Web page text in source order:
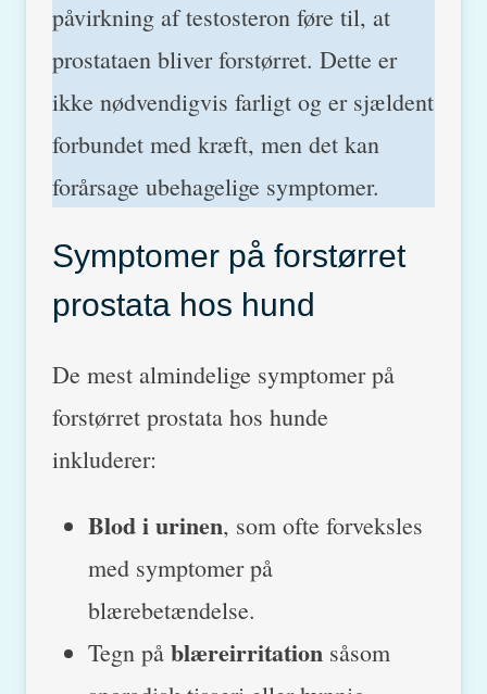
påvirkning af testosteron føre til, at
prostataen bliver forstørret. Dette er
ikke nødvendigvis farligt og er sjældent
forbundet med kræft, men det kan
forårsage ubehagelige symptomer.
Symptomer på forstørret
prostata hos hund
De mest almindelige symptomer på
forstørret prostata hos hunde
inkluderer:
Blod i urinen, som ofte forveksles
med symptomer på
blærebetændelse.
Tegn på blæreirritation såsom